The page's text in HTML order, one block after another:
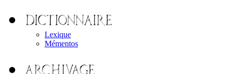
Lexique
Mémentos